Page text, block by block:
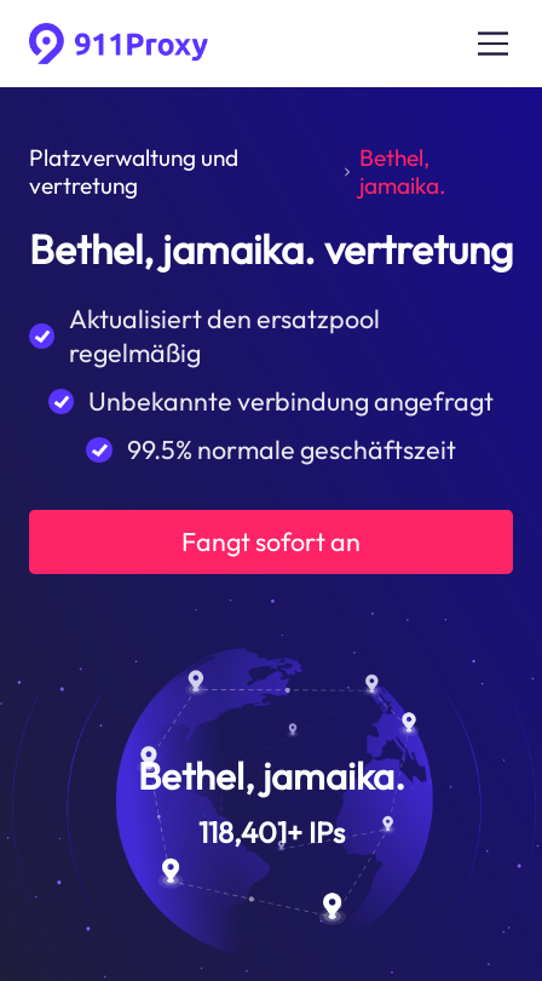
Platzverwaltung und
vertretung
Bethel,
jamaika.
Bethel, jamaika. vertretung
Aktualisiert den ersatzpool
regelmäßig
Unbekannte verbindung angefragt
99.5% normale geschäftszeit
Fangt sofort an
Bethel, jamaika.
118,401+IPs